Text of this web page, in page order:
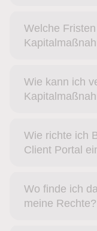
Welche
Wie kann ich
Wie richte ich
Client Portal
Wo finde ich
meine Rechte?